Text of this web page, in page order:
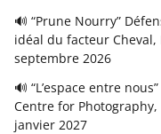
🔊 “Prune Nourry”
idéal du facteur
septembre 2026
🔊 “L’espace entre
Centre for Photography,
janvier 2027